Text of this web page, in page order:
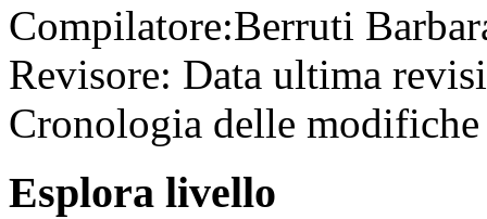
Compilatore:Berruti
Revisore: Data ultima
Cronologia delle
Esplora livello